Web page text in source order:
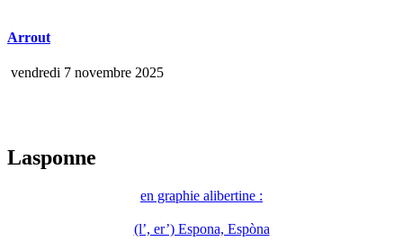
Arrout
vendredi 7 novembre 2025
Lasponne
en graphie alibertine :
(l’, er’) Espona, Espòna